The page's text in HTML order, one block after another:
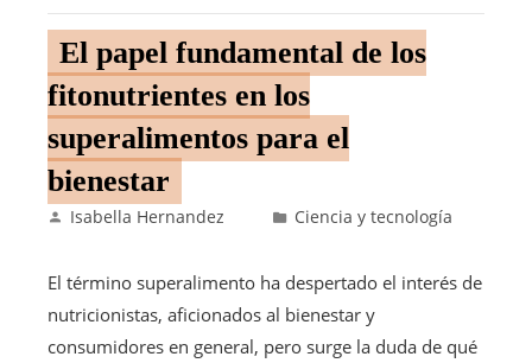
El papel fundamental de los
fitonutrientes en los
superalimentos para el
bienestar
Isabella Hernandez Ciencia y tecnología
El término superalimento ha despertado el interés de
nutricionistas, aficionados al bienestar y
consumidores en general, pero surge la duda de qué